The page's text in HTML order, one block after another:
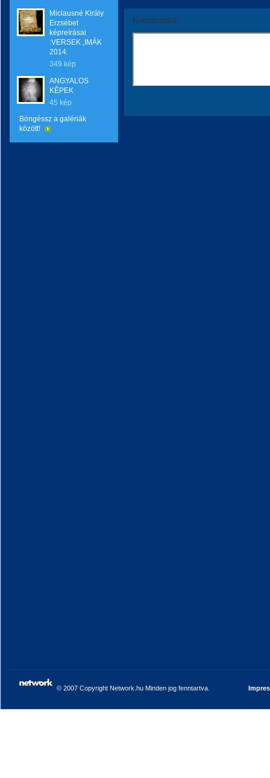
Miclausné Király
Erzsébet
képreírásai
:VERSEK ,IMÁK
2014.
349 kép
ANGYALOS
KÉPEK
45 kép
Böngéssz a galériák
között!
Kommentáld!
© 2007 Copyright Network.hu Minden jog fenntartva.